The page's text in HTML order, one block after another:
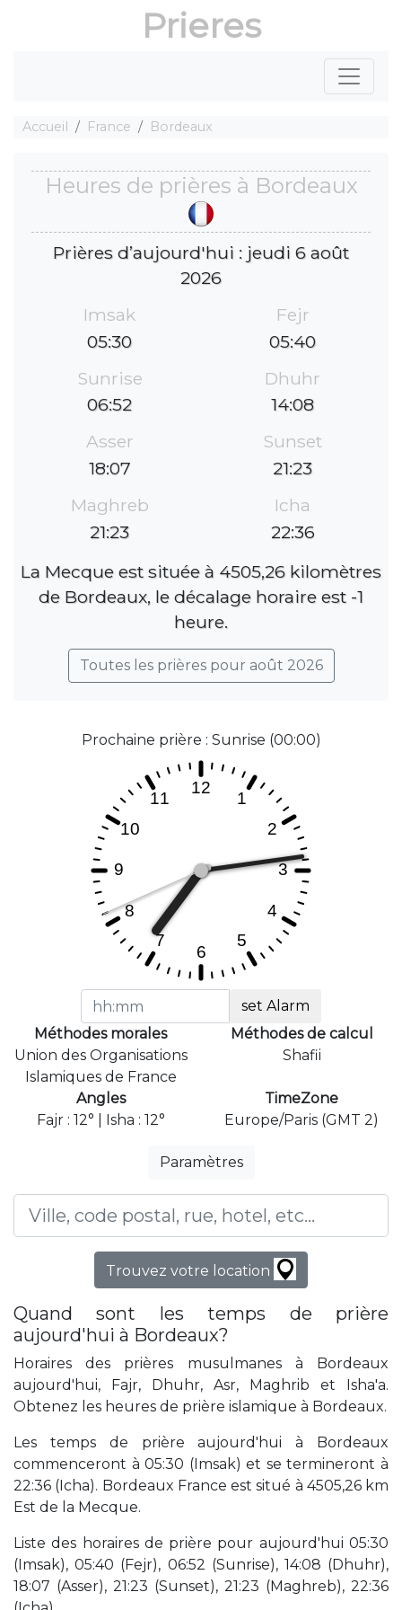
Prieres
Accueil France Bordeaux
Heures de prières à Bordeaux
Prières d’aujourd'hui : jeudi 6 août
2026
Imsak
05:30
Fejr
05:40
Sunrise
06:52
Dhuhr
14:08
Asser
18:07
Sunset
21:23
Maghreb
21:23
Icha
22:36
La Mecque est située à 4505,26 kilomètres
de Bordeaux, le décalage horaire est -1
heure.
Toutes les prières pour août 2026
Prochaine prière : Sunrise (00:00)
set Alarm
Méthodes morales
Union des Organisations
Islamiques de France
Méthodes de calcul
Shafii
Angles
Fajr : 12° | Isha : 12°
TimeZone
Europe/Paris (GMT 2)
Paramètres
Trouvez votre location
Quand sont les temps de prière
aujourd'hui à Bordeaux?
Horaires des prières musulmanes à Bordeaux
aujourd'hui, Fajr, Dhuhr, Asr, Maghrib et Isha'a.
Obtenez les heures de prière islamique à Bordeaux.
Les temps de prière aujourd'hui à Bordeaux
commenceront à 05:30 (Imsak) et se termineront à
22:36 (Icha). Bordeaux France est situé à 4505,26 km
Est de la Mecque.
Liste des horaires de prière pour aujourd'hui 05:30
(Imsak), 05:40 (Fejr), 06:52 (Sunrise), 14:08 (Dhuhr),
18:07 (Asser), 21:23 (Sunset), 21:23 (Maghreb), 22:36